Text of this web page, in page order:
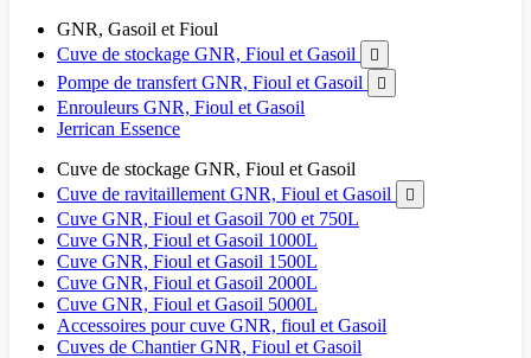
GNR, Gasoil et Fioul
Cuve de stockage GNR, Fioul et Gasoil

Pompe de transfert GNR, Fioul et Gasoil 
Enrouleurs GNR, Fioul et Gasoil
Jerrican Essence
Cuve de stockage GNR, Fioul et Gasoil
Cuve de ravitaillement GNR, Fioul et Gasoil

Cuve GNR, Fioul et Gasoil 700 et 750L
Cuve GNR, Fioul et Gasoil 1000L
Cuve GNR, Fioul et Gasoil 1500L
Cuve GNR, Fioul et Gasoil 2000L
Cuve GNR, Fioul et Gasoil 5000L
Accessoires pour cuve GNR, fioul et Gasoil
Cuves de Chantier GNR, Fioul et Gasoil